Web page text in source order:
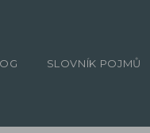
SLOVNÍK POJMŮ